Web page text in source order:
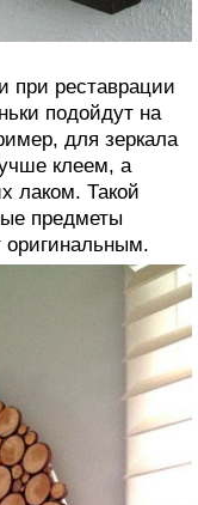
при реставрации
подойдут на
для зеркала
клеем, а
лаком. Такой
предметы
оригинальным.